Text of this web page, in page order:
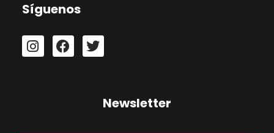
Síguenos
Newsletter